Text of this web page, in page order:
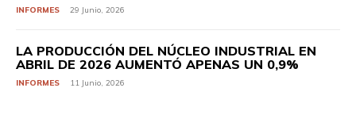
INFORMES 29 Junio, 2026
LA PRODUCCIÓN DEL NÚCLEO INDUSTRIAL EN
ABRIL DE 2026 AUMENTÓ APENAS UN 0,9%
INFORMES 11 Junio, 2026